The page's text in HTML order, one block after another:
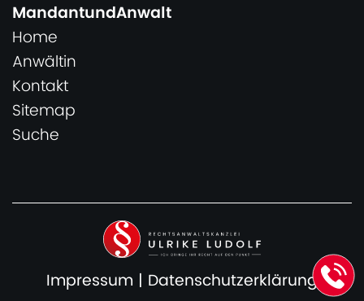
MandantundAnwalt
Home
Anwältin
Kontakt
Sitemap
Suche
Impressum | Datenschutzerklärung